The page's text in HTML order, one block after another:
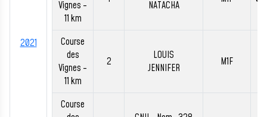
2021
Vignes -
11 km
NATACHA
Course
des
Vignes -
11 km
2
LOUIS
JENNIFER
M1F
Course